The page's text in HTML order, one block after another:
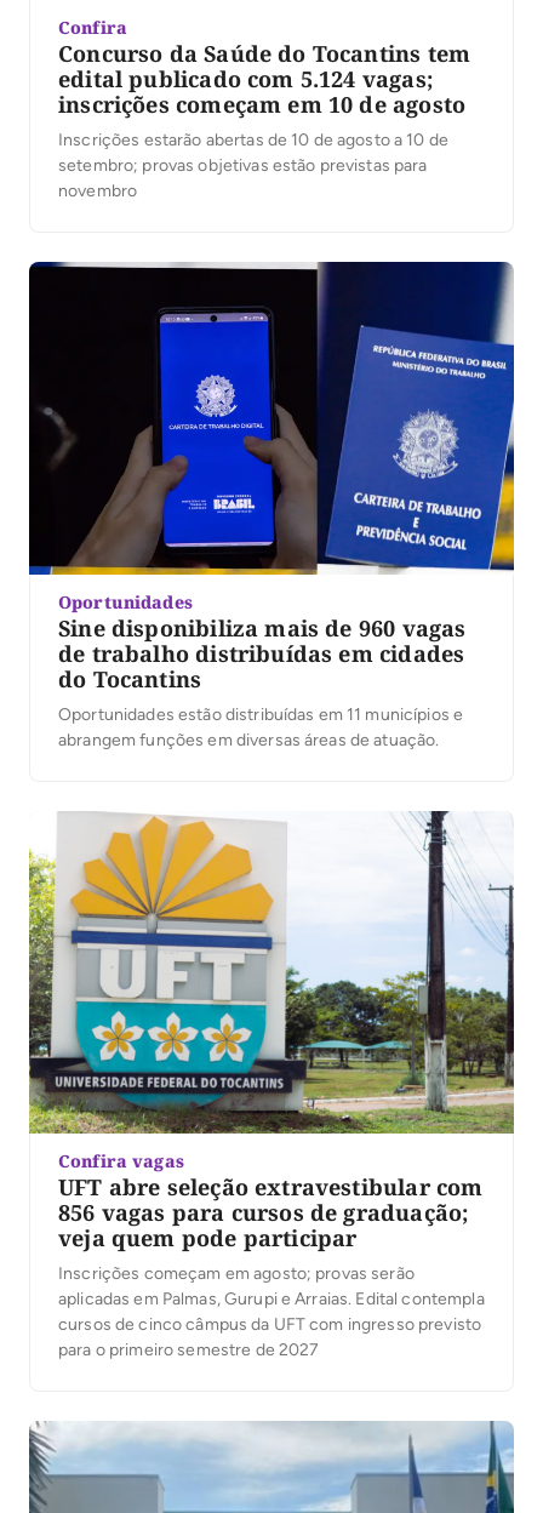
Confira
Concurso da Saúde do Tocantins tem
edital publicado com 5.124 vagas;
inscrições começam em 10 de agosto
Inscrições estarão abertas de 10 de agosto a 10 de
setembro; provas objetivas estão previstas para
novembro
Oportunidades
Sine disponibiliza mais de 960 vagas
de trabalho distribuídas em cidades
do Tocantins
Oportunidades estão distribuídas em 11 municípios e
abrangem funções em diversas áreas de atuação.
Confira vagas
UFT abre seleção extravestibular com
856 vagas para cursos de graduação;
veja quem pode participar
Inscrições começam em agosto; provas serão
aplicadas em Palmas, Gurupi e Arraias. Edital contempla
cursos de cinco câmpus da UFT com ingresso previsto
para o primeiro semestre de 2027